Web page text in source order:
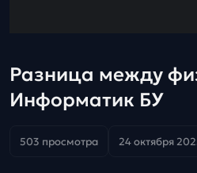
Разница между
Информатик БУ
503 просмотра 24 октября